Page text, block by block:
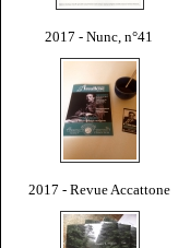
2017 - Nunc, n°41
2017 - Revue Accattone